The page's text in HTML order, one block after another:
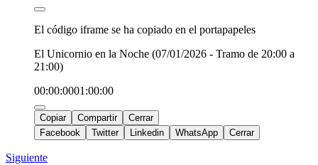
El código iframe se ha copiado en el portapapeles
El Unicornio en la Noche (07/01/2026 - Tramo de 20:00 a
21:00)
00:00:0001:00:00
Copiar Compartir
Cerrar
Facebook
Twitter Linkedin WhatsApp Cerrar
Siguiente